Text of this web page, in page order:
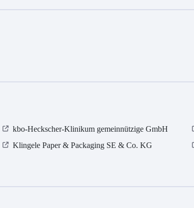
kbo-Heckscher-Klinikum gemeinnützige GmbH
Klingele Paper & Packaging SE & Co. KG